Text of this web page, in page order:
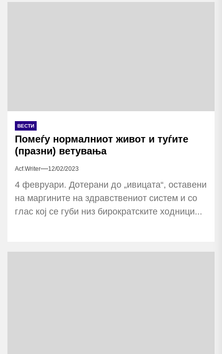
ВЕСТИ
Помеѓу нормалниот живот и туѓите
(празни) ветувања
Acf.writer 12/02/2023
4 февруари. Дотерани до „ивицата“, оставени
на маргините на здравствениот систем и со
глас кој се губи низ бирократските ходници...